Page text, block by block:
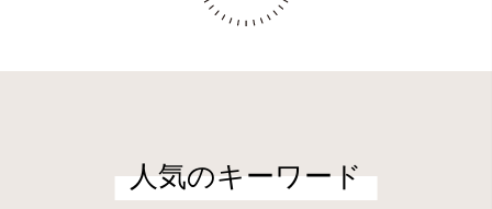
人気のキーワード